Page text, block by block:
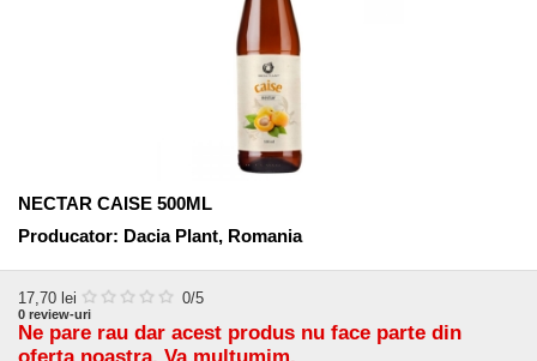
NECTAR CAISE 500ML
Producator: Dacia Plant, Romania
17,70 lei 0/5
0 review-uri
Ne pare rau dar acest produs nu face parte din